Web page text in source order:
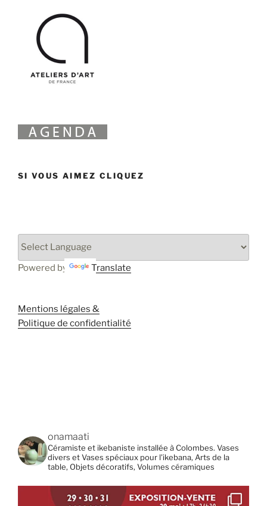
SI VOUS AIMEZ CLIQUEZ
Powered by Translate
Mentions légales &
Politique de confidentialité
onamaati
Céramiste et ikebaniste installée à Colombes. Vases
divers et Vases spéciaux pour l'ikebana, Arts de la
table, Objets décoratifs, Volumes céramiques